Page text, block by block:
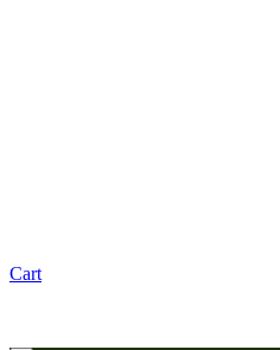
Cart